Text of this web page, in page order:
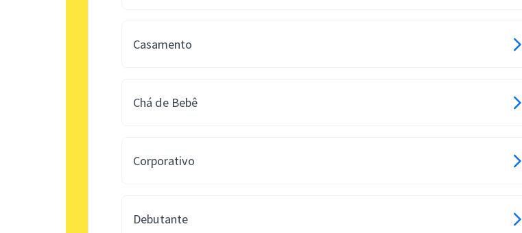
Casamento
Chá de Bebê
Corporativo
Debutante